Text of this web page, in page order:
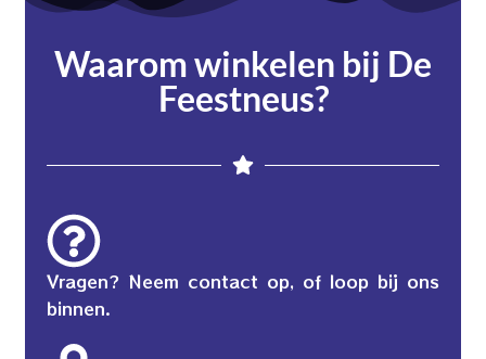
Waarom winkelen bij De
Feestneus?
Vragen? Neem contact op, of loop bij ons
binnen.